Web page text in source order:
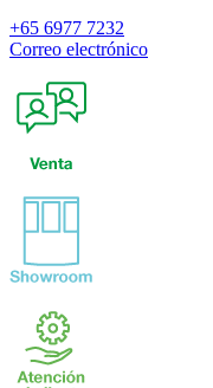
+65 6977 7232
Correo electrónico